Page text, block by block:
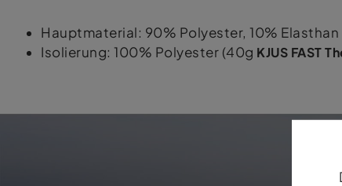
Hauptmaterial: 90% Polyester, 10% Elasthan
Isolierung: 100% Polyester (40g KJUS FAST